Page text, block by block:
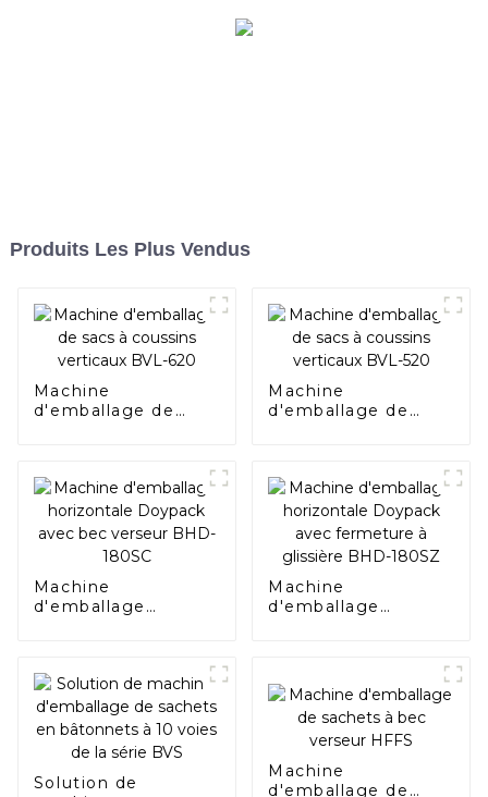
Produits Les Plus Vendus
Machine
d'emballage de
Machine
d'emballage de
Machine
d'emballage
verseur BHD-180SC
Machine
d'emballage
glissière BHD-
180SZ
Solution de
Machine
d'emballage de